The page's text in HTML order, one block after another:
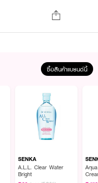
ซื้อสินค้าแบรนด์นี้
SENKA
A.L.L. Clear Water
Bright